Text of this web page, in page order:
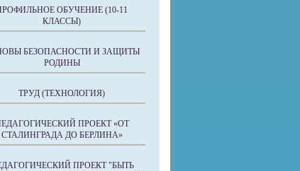
ОБУЧЕНИЕ (10-11
КЛАССЫ)
БЕЗОПАСНОСТИ И ЗАЩИТЫ
РОДИНЫ
ТРУД (ТЕХНОЛОГИЯ)
ПРОЕКТ «ОТ
СТАЛИНГРАДА ДО БЕРЛИНА»
ПРОЕКТ "БЫТЬ